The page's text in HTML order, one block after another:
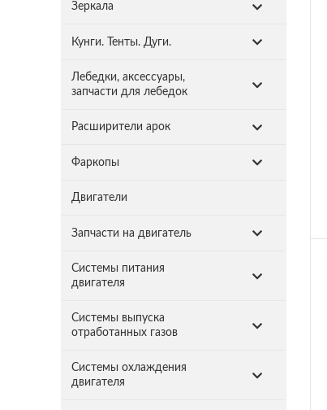
Зеркала
Кунги. Тенты. Дуги.
Лебедки, аксессуары,
запчасти для лебедок
Расширители арок
Фаркопы
Двигатели
Запчасти на двигатель
Системы питания
двигателя
Системы выпуска
отработанных газов
Системы охлаждения
двигателя